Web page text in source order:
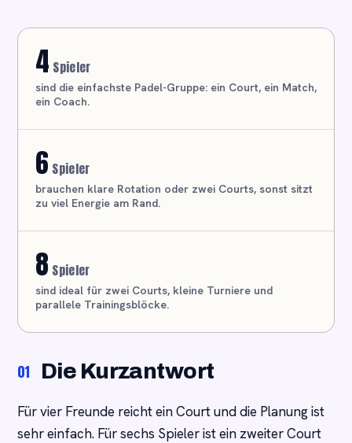
4 Spieler
sind die einfachste Padel-Gruppe: ein Court, ein Match,
ein Coach.
6 Spieler
brauchen klare Rotation oder zwei Courts, sonst sitzt
zu viel Energie am Rand.
8 Spieler
sind ideal für zwei Courts, kleine Turniere und
parallele Trainingsblöcke.
01 Die Kurzantwort
Für vier Freunde reicht ein Court und die Planung ist
sehr einfach. Für sechs Spieler ist ein zweiter Court